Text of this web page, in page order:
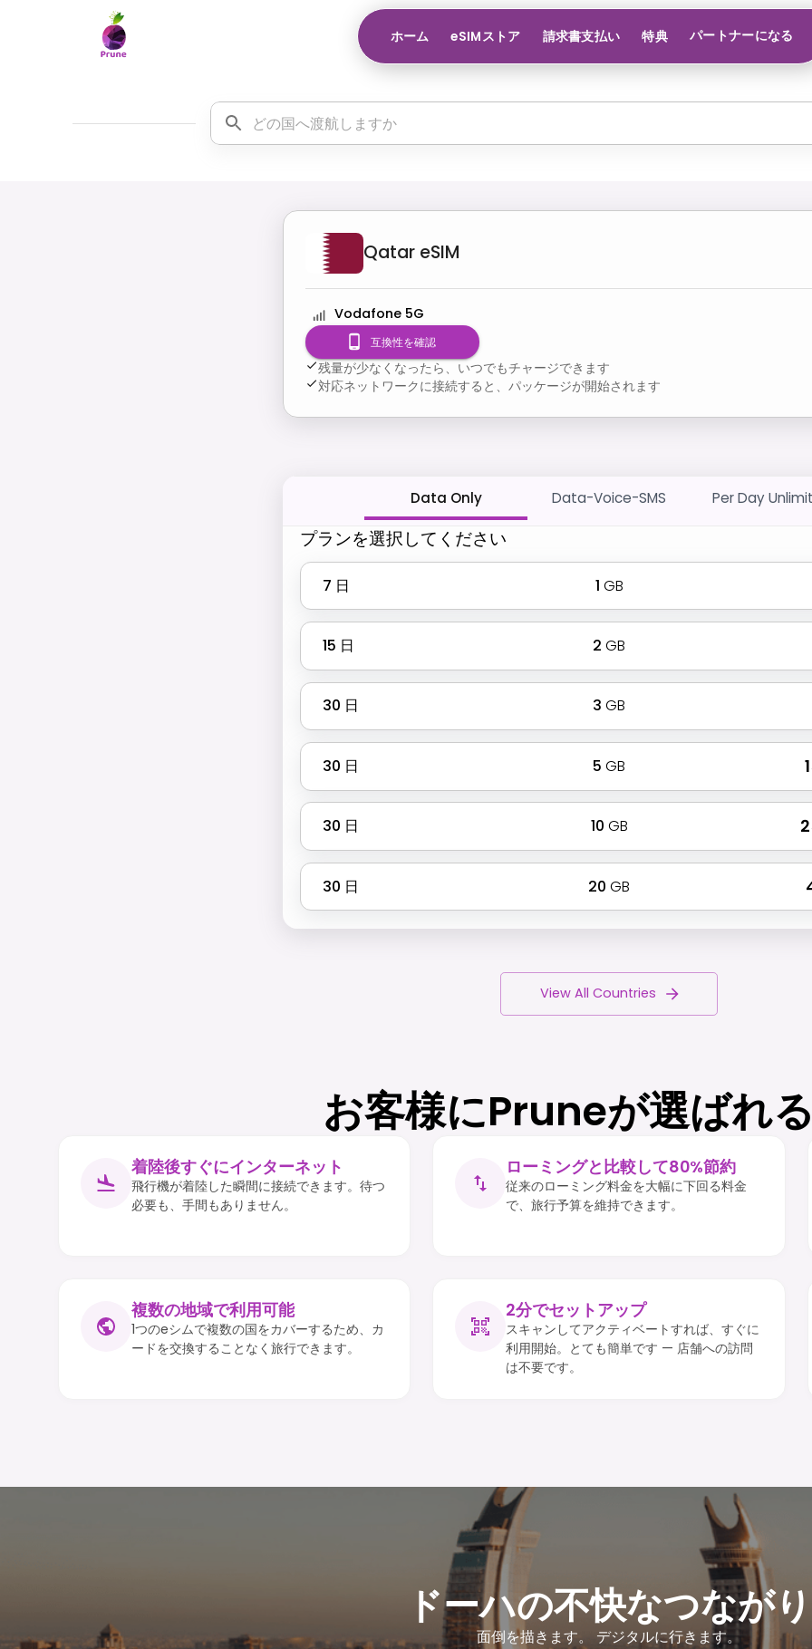
ホーム eSIMストア 請求書支払い 特典 パートナーになる
Qatar eSIM
Vodafone 5G
互換性を確認
残量が少なくなったら、いつでもチャージできます
対応ネットワークに接続すると、パッケージが開始されます
Data Only Data-Voice-SMS Per Day
プランを選択してください
7 日 1 GB
15 日 2 GB
30 日 3 GB
30 日 5 GB
30 日 10 GB
30 日 20 GB
View All Countries
お客様にPruneが選ばれ
着陸後すぐにインターネット
飛行機が着陸した瞬間に接続できます。待つ
必要も、手間もありません。
ローミングと比較して80%節約
従来のローミング料金を大幅に下回る料金
で、旅行予算を維持できます。
複数の地域で利用可能
1つのeシムで複数の国をカバーするため、カ
ードを交換することなく旅行できます。
2分でセットアップ
スキャンしてアクティベートすれば、すぐに
利用開始。とても簡単です — 店舗への訪問
は不要です。
ドーハの不快なつながり
面倒を描きます。 デジタルに行きます。